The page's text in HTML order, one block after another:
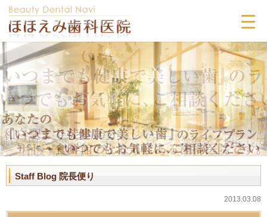
Staff Blog 院長便り
2013.03.08